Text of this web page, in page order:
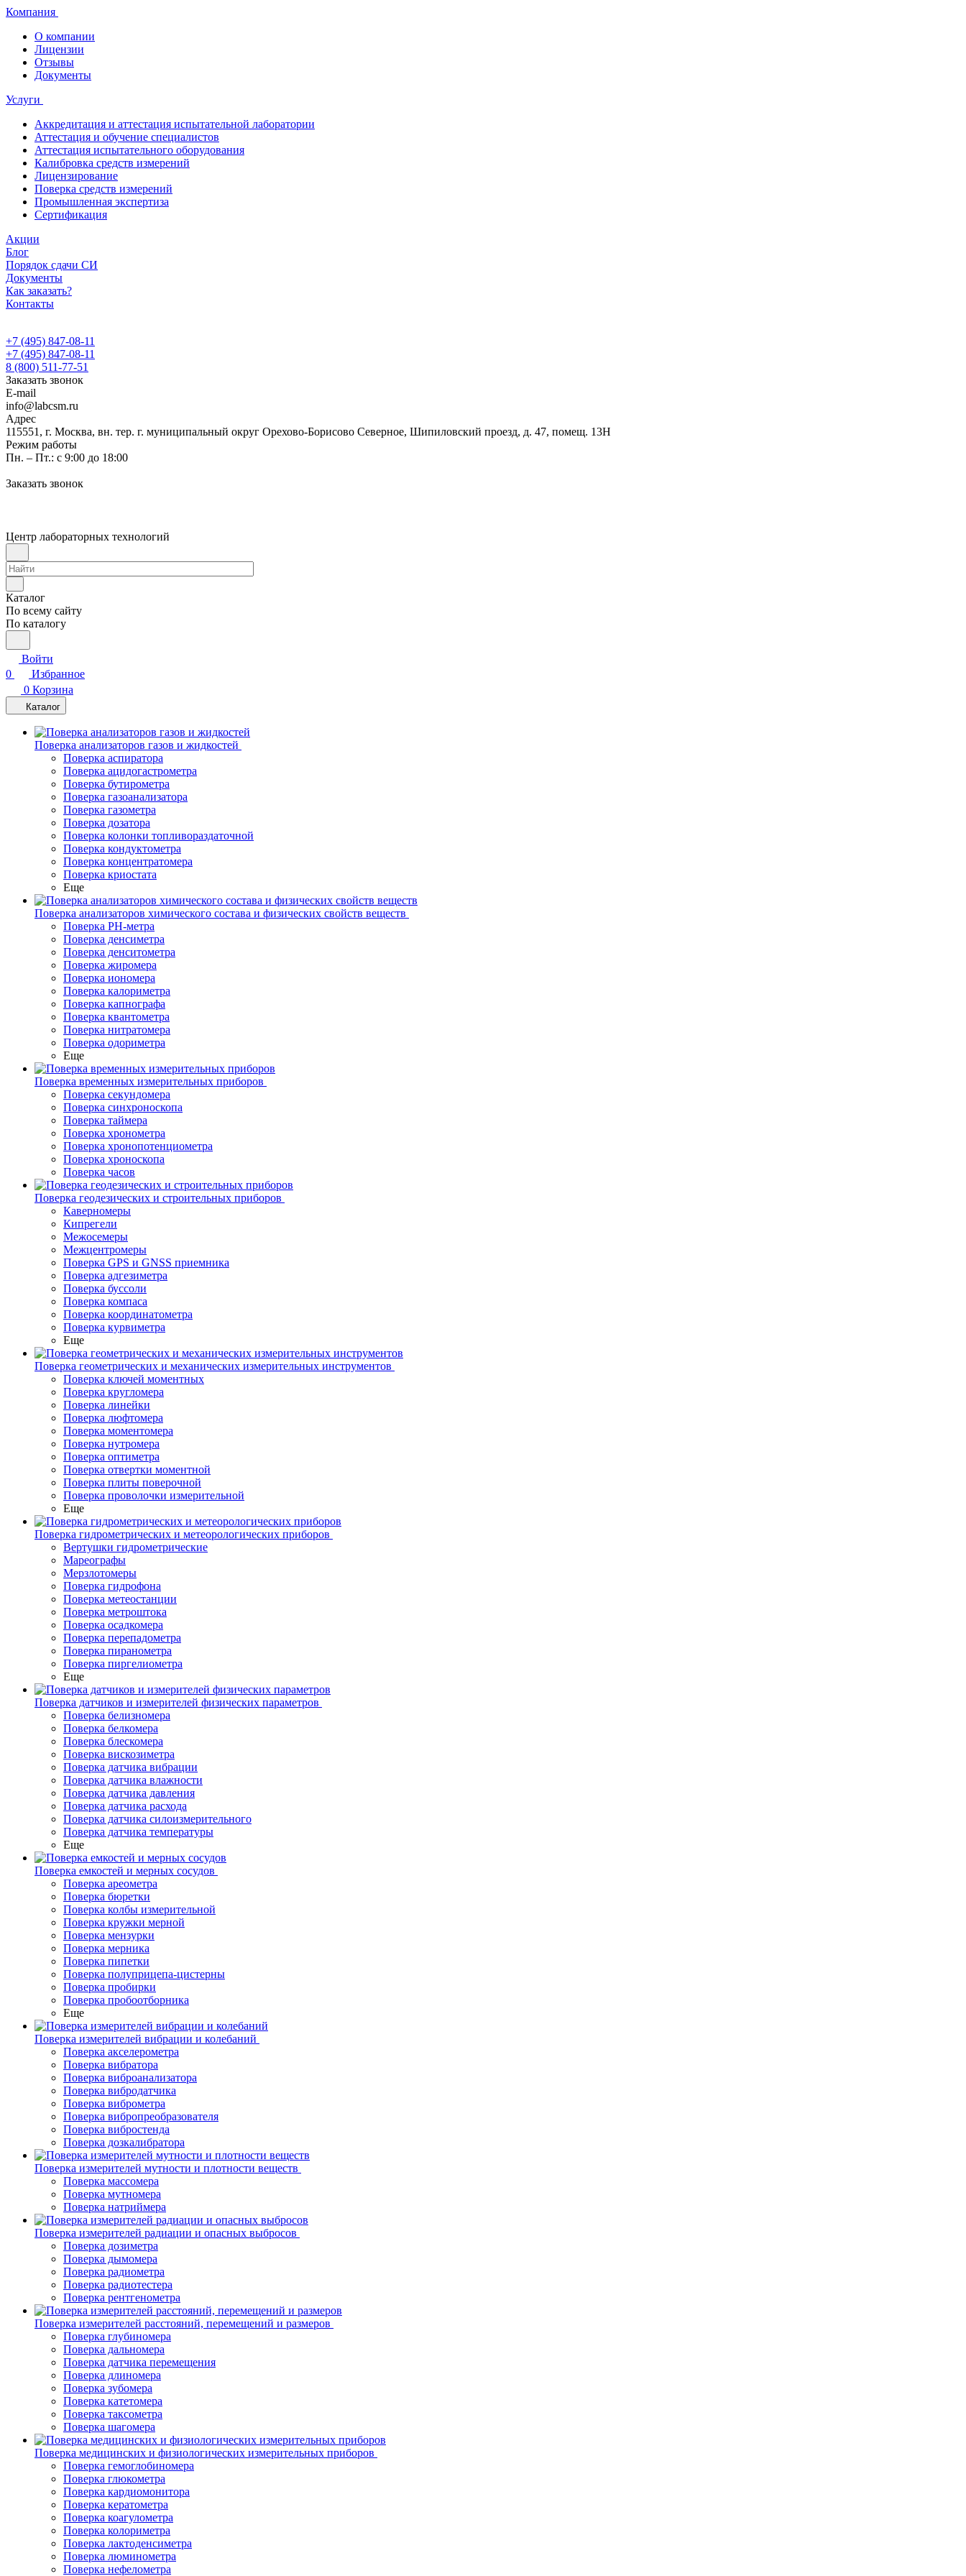
Компания
О компании
Лицензии
Отзывы
Документы
Услуги
Аккредитация и аттестация испытательной лаборатории
Аттестация и обучение специалистов
Аттестация испытательного оборудования
Калибровка средств измерений
Лицензирование
Поверка средств измерений
Промышленная экспертиза
Сертификация
Акции
Блог
Порядок сдачи СИ
Документы
Как заказать?
Контакты
+7 (495) 847-08-11
+7 (495) 847-08-11
8 (800) 511-77-51
Заказать звонок
E-mail
info@labcsm.ru
Адрес
115551, г. Москва, вн. тер. г. муниципальный округ Орехово-Борисово Северное, Шипиловский проезд, д. 47, помещ. 13Н
Режим работы
Пн. – Пт.: с 9:00 до 18:00
Заказать звонок
Центр лабораторных технологий
Каталог
По всему сайту
По каталогу
Войти
0
Избранное
0 Корзина
Каталог
Поверка анализаторов газов и жидкостей
Поверка аспиратора
Поверка ацидогастрометра
Поверка бутирометра
Поверка газоанализатора
Поверка газометра
Поверка дозатора
Поверка колонки топливораздаточной
Поверка кондуктометра
Поверка концентратомера
Поверка криостата
Еще
Поверка анализаторов химического состава и физических свойств веществ
Поверка PH-метра
Поверка денсиметра
Поверка денситометра
Поверка жиромера
Поверка иономера
Поверка калориметра
Поверка капнографа
Поверка квантометра
Поверка нитратомера
Поверка одориметра
Еще
Поверка временных измерительных приборов
Поверка секундомера
Поверка синхроноскопа
Поверка таймера
Поверка хронометра
Поверка хронопотенциометра
Поверка хроноскопа
Поверка часов
Поверка геодезических и строительных приборов
Каверномеры
Кипрегели
Межосемеры
Межцентромеры
Поверка GPS и GNSS приемника
Поверка адгезиметра
Поверка буссоли
Поверка компаса
Поверка координатометра
Поверка курвиметра
Еще
Поверка геометрических и механических измерительных инструментов
Поверка ключей моментных
Поверка кругломера
Поверка линейки
Поверка люфтомера
Поверка моментомера
Поверка нутромера
Поверка оптиметра
Поверка отвертки моментной
Поверка плиты поверочной
Поверка проволочки измерительной
Еще
Поверка гидрометрических и метеорологических приборов
Вертушки гидрометрические
Мареографы
Мерзлотомеры
Поверка гидрофона
Поверка метеостанции
Поверка метроштока
Поверка осадкомера
Поверка перепадометра
Поверка пиранометра
Поверка пиргелиометра
Еще
Поверка датчиков и измерителей физических параметров
Поверка белизномера
Поверка белкомера
Поверка блескомера
Поверка вискозиметра
Поверка датчика вибрации
Поверка датчика влажности
Поверка датчика давления
Поверка датчика расхода
Поверка датчика силоизмерительного
Поверка датчика температуры
Еще
Поверка емкостей и мерных сосудов
Поверка ареометра
Поверка бюретки
Поверка колбы измерительной
Поверка кружки мерной
Поверка мензурки
Поверка мерника
Поверка пипетки
Поверка полуприцепа-цистерны
Поверка пробирки
Поверка пробоотборника
Еще
Поверка измерителей вибрации и колебаний
Поверка акселерометра
Поверка вибратора
Поверка виброанализатора
Поверка вибродатчика
Поверка виброметра
Поверка вибропреобразователя
Поверка вибростенда
Поверка дозкалибратора
Поверка измерителей мутности и плотности веществ
Поверка массомера
Поверка мутномера
Поверка натриймера
Поверка измерителей радиации и опасных выбросов
Поверка дозиметра
Поверка дымомера
Поверка радиометра
Поверка радиотестера
Поверка рентгенометра
Поверка измерителей расстояний, перемещений и размеров
Поверка глубиномера
Поверка дальномера
Поверка датчика перемещения
Поверка длиномера
Поверка зубомера
Поверка катетомера
Поверка таксометра
Поверка шагомера
Поверка медицинских и физиологических измерительных приборов
Поверка гемоглобиномера
Поверка глюкометра
Поверка кардиомонитора
Поверка кератометра
Поверка коагулометра
Поверка колориметра
Поверка лактоденсиметра
Поверка люминометра
Поверка нефелометра